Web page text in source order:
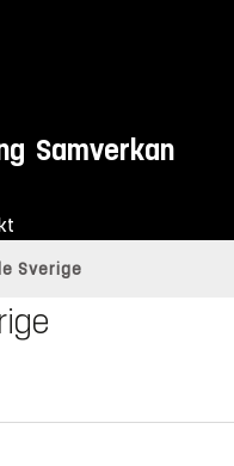
Samverkan
Sverige